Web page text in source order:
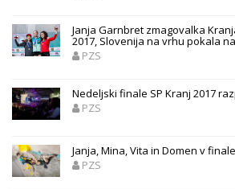
Janja Garnbret zmagovalka
2017, Slovenija na vrhu pokala
PZS
Nedeljski finale SP Kranj 2017
PZS
Janja, Mina, Vita in Domen v
PZS